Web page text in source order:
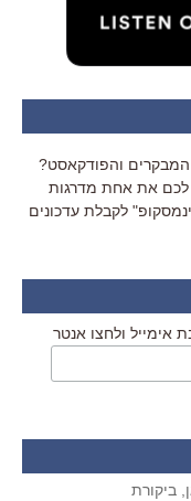
המבקרים והפודקאסט?
לכם את אחת מדרגות
לקבלת עדכונים
אימייל ולחצו אנטר
ביקורת